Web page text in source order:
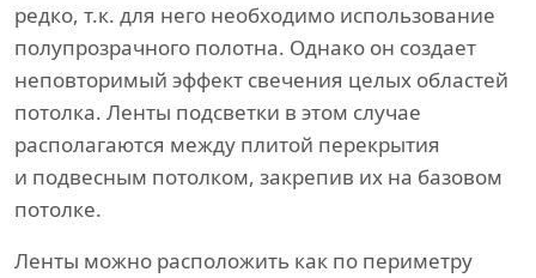
редко, т.к. для него необходимо использование
полупрозрачного полотна. Однако он создает
неповторимый эффект свечения целых областей
потолка. Ленты подсветки в этом случае
располагаются между плитой перекрытия
и подвесным потолком, закрепив их на базовом
потолке.
Ленты можно расположить как по периметру